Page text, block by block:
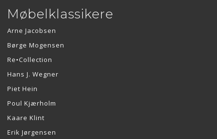
Møbelklassikere
Arne Jacobsen
Børge Mogensen
Re•Collection
Hans J. Wegner
Piet Hein
Poul Kjærholm
Kaare Klint
Erik Jørgensen